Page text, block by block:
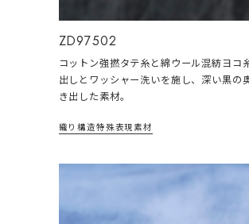
ZD97502
コットン強撚タテ糸と綿ウール混紡ヨコ
出しとワッシャー洗いを施し、深い黒の
き出した素材。
織り構造特殊表現素材